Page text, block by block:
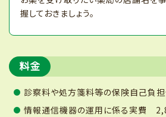
握しておきましょう。
料金
診察料や処方箋料等の保険自己負
情報通信機器の運用に係る実費